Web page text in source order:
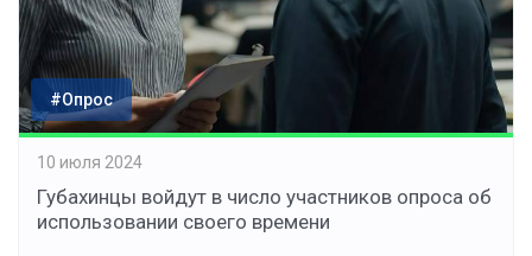
#Опрос
10 июля 2024
Губахинцы войдут в число участников опроса об
использовании своего времени